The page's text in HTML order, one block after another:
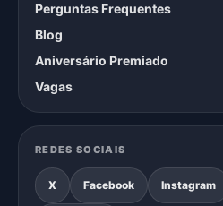
Perguntas Frequentes
Blog
Aniversário Premiado
Vagas
REDES SOCIAIS
X Facebook Instagram